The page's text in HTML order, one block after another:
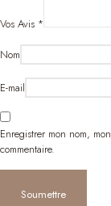
Vos Avis *
Nom
E-mail
Enregistrer mon nom,
commentaire.